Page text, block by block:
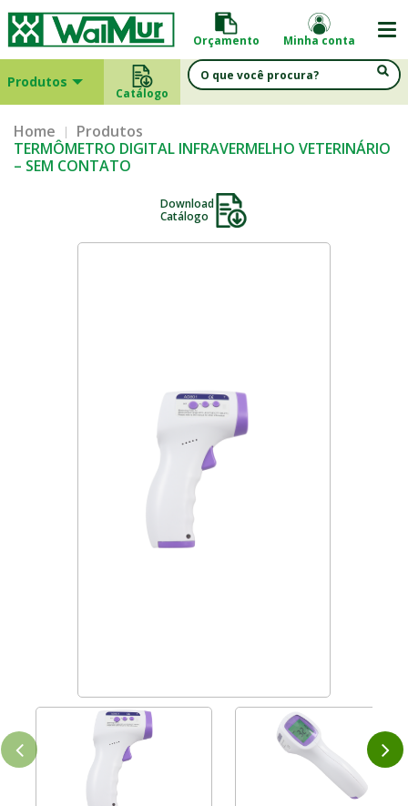
Orçamento Minha conta
Produtos
Catálogo
Home
Produtos
TERMÔMETRO DIGITAL INFRAVERMELHO VETERINÁRIO
– SEM CONTATO
Download
Catálogo